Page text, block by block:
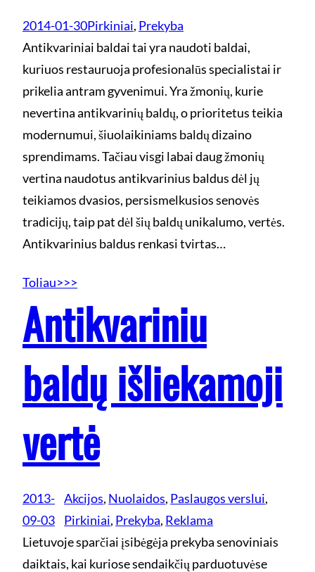
2014-01-30Pirkiniai, Prekyba
Antikvariniai baldai tai yra naudoti baldai,
kuriuos restauruoja profesionalūs specialistai ir
prikelia antram gyvenimui. Yra žmonių, kurie
nevertina antikvarinių baldų, o prioritetus teikia
modernumui, šiuolaikiniams baldų dizaino
sprendimams. Tačiau visgi labai daug žmonių
vertina naudotus antikvarinius baldus dėl jų
teikiamos dvasios, persismelkusios senovės
tradicijų, taip pat dėl šių baldų unikalumo, vertės.
Antikvarinius baldus renkasi tvirtas…
Toliau>>>
Antikvariniu
baldų išliekamoji
vertė
2013-
09-03
Akcijos, Nuolaidos, Paslaugos verslui
Pirkiniai, Prekyba, Reklama
Lietuvoje sparčiai įsibėgėja prekyba senoviniais
daiktais, kai kuriose sendaikčių parduotuvėse